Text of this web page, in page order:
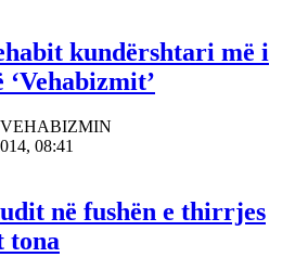
kundërshtari më i
08:41
në fushën e thirrjes
tona